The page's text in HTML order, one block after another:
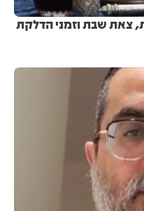
צאת שבת וזמני הדלקת